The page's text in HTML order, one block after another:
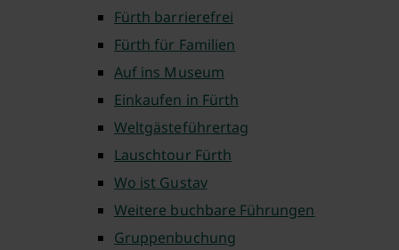
Fürth barrierefrei
Fürth für Familien
Auf ins Museum
Einkaufen in Fürth
Weltgästeführertag
Lauschtour Fürth
Wo ist Gustav
Weitere buchbare Führungen
Gruppenbuchung